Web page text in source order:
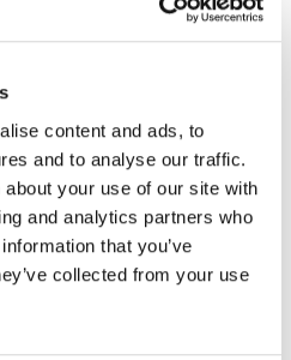
content and ads, to
and to analyse our traffic.
your use of our site with
and analytics partners who
that you’ve
collected from your use